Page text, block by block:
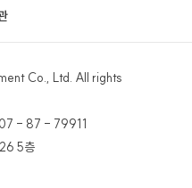
Co., Ltd. All rights
- 87 - 79911
5층